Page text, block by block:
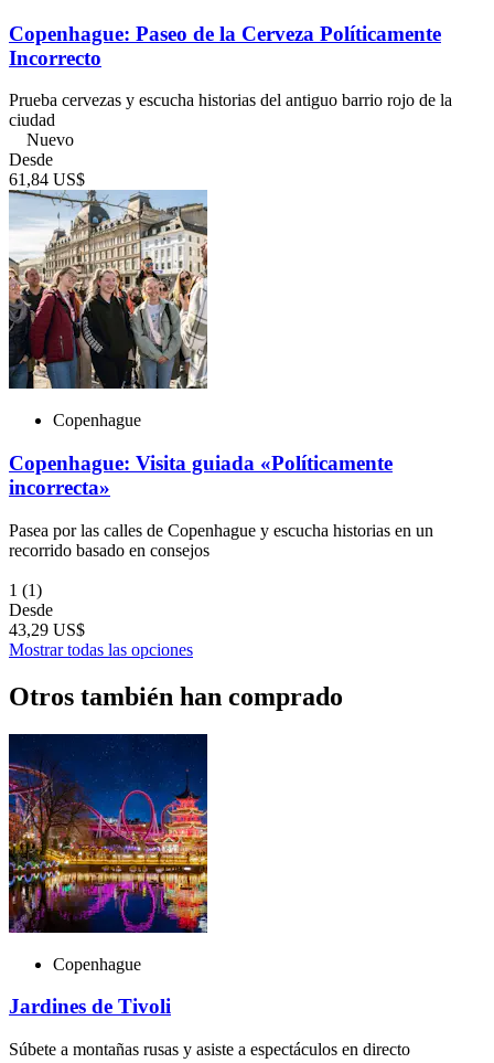
Copenhague: Paseo de la Cerveza Políticamente
Incorrecto
Prueba cervezas y escucha historias del antiguo barrio rojo de la
ciudad
Nuevo
Desde
61,84 US$
Copenhague
Copenhague: Visita guiada «Políticamente
incorrecta»
Pasea por las calles de Copenhague y escucha historias en un
recorrido basado en consejos
1 (1)
Desde
43,29 US$
Mostrar todas las opciones
Otros también han comprado
Copenhague
Jardines de Tivoli
Súbete a montañas rusas y asiste a espectáculos en directo